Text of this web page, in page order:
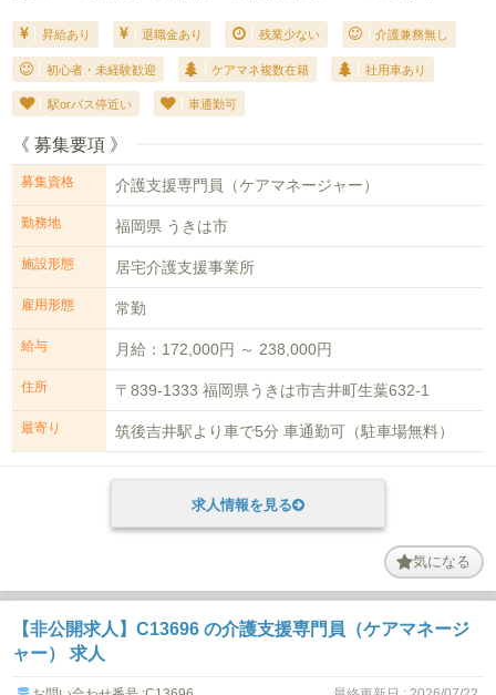
昇給あり 退職金あり 残業少ない 介護兼務無し
初心者・未経験歓迎 ケアマネ複数在籍 社用車あり
駅orバス停近い 車通勤可
《 募集要項 》
募集資格 介護支援専門員（ケアマネージャー）
勤務地 福岡県 うきは市
施設形態 居宅介護支援事業所
雇用形態 常勤
給与 月給：172,000円 ～ 238,000円
住所 〒839-1333 福岡県うきは市吉井町生葉632-1
最寄り 筑後吉井駅より車で5分 車通勤可（駐車場無料）
求人情報を見る
気になる
【非公開求人】C13696 の介護支援専門員（ケアマネージ
ャー） 求人